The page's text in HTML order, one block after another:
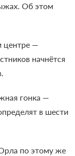
Об этом
центре —
начнётся
гонка —
в шести
по этому же